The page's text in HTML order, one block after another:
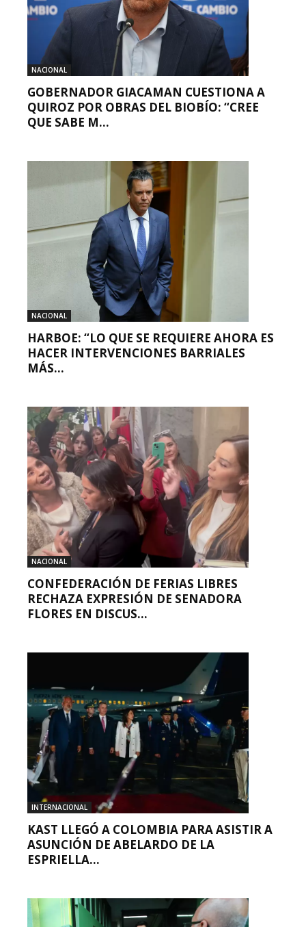
NACIONAL
GOBERNADOR GIACAMAN CUESTIONA A
QUIROZ POR OBRAS DEL BIOBÍO: “CREE
QUE SABE M...
NACIONAL
HARBOE: “LO QUE SE REQUIERE AHORA ES
HACER INTERVENCIONES BARRIALES
MÁS...
NACIONAL
CONFEDERACIÓN DE FERIAS LIBRES
RECHAZA EXPRESIÓN DE SENADORA
FLORES EN DISCUS...
INTERNACIONAL
KAST LLEGÓ A COLOMBIA PARA ASISTIR A
ASUNCIÓN DE ABELARDO DE LA
ESPRIELLA...